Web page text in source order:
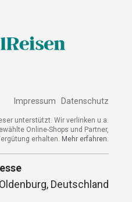
Impressum Datenschutz
unterstützt. Wir verlinken u.a.
Online-Shops und Partner,
erhalten. Mehr erfahren.
Deutschland